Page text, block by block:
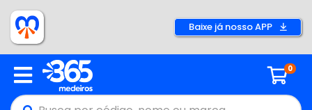
Baixe já nosso APP
0